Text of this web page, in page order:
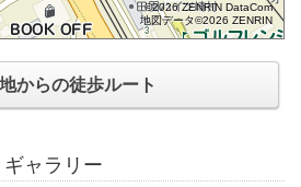
©2026 ZENRIN DataCom
地図データ©2026 ZENRIN
からの徒歩ルート
ャラリー